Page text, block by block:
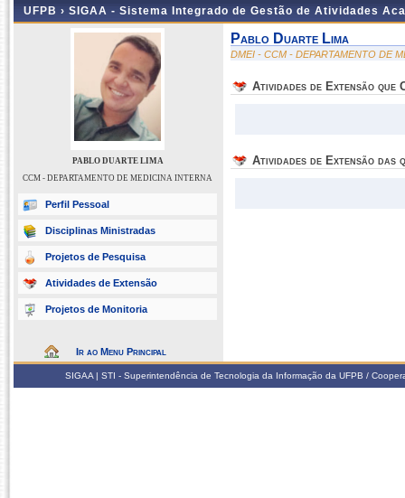
UFPB › SIGAA - Sistema Integrado de Gestão de Atividades
PABLO DUARTE LIMA
CCM - DEPARTAMENTO DE MEDICINA INTERNA
Perfil Pessoal
Disciplinas Ministradas
Projetos de Pesquisa
Atividades de Extensão
Projetos de Monitoria
Ir ao Menu Principal
Pablo Duarte Lima
DMEI - CCM - DEPARTAMENTO DE
Atividades de Extensão que
Atividades de Extensão das
SIGAA | STI - Superintendência de Tecnologia da Informação da UFPB /